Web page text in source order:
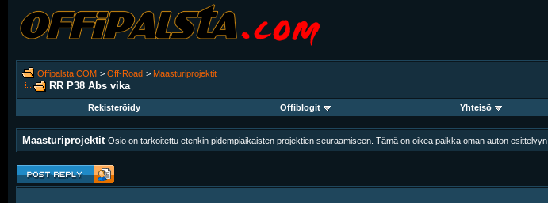
Offipalsta.COM > Off-Road > Maasturiprojektit
RR P38 Abs vika
Rekisteröidy
Offiblogit Yhteisö
Maasturiprojektit Osio on tarkoitettu etenkin pidempiaikaisten projektien seuraamiseen. Tämä on oikea paikka oman auton esittelyyn.